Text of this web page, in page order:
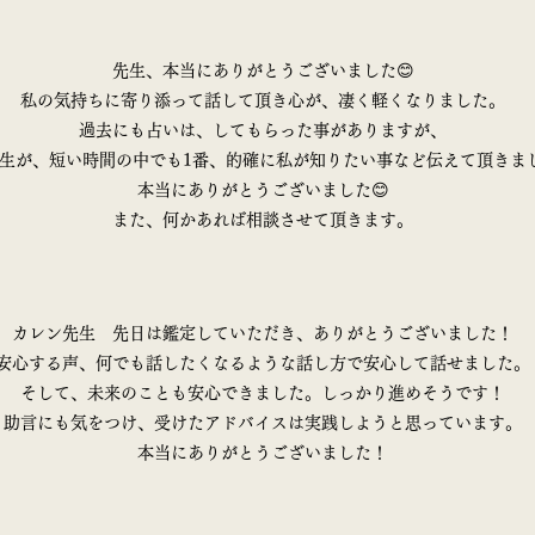
先生、本当にありがとうございました😊
私の気持ちに寄り添って話して頂き心が、凄く軽くなりました。
過去にも占いは、してもらった事がありますが、
が、短い時間の中でも1番、的確に私が知りたい事など伝えて頂きま
本当にありがとうございました😊
また、何かあれば相談させて頂きます。
カレン先生 先日は鑑定していただき、ありがとうございました！
心する声、何でも話したくなるような話し方で安心して話せました。
そして、未来のことも安心できました。しっかり進めそうです！
助言にも気をつけ、受けたアドバイスは実践しようと思っています。
本当にありがとうございました！